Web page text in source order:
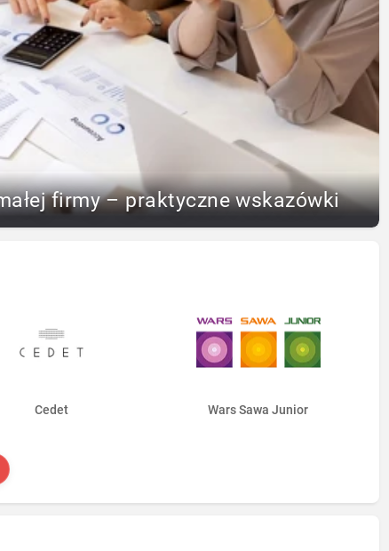
firmy – praktyczne wskazówki
Cedet Wars Sawa Junior